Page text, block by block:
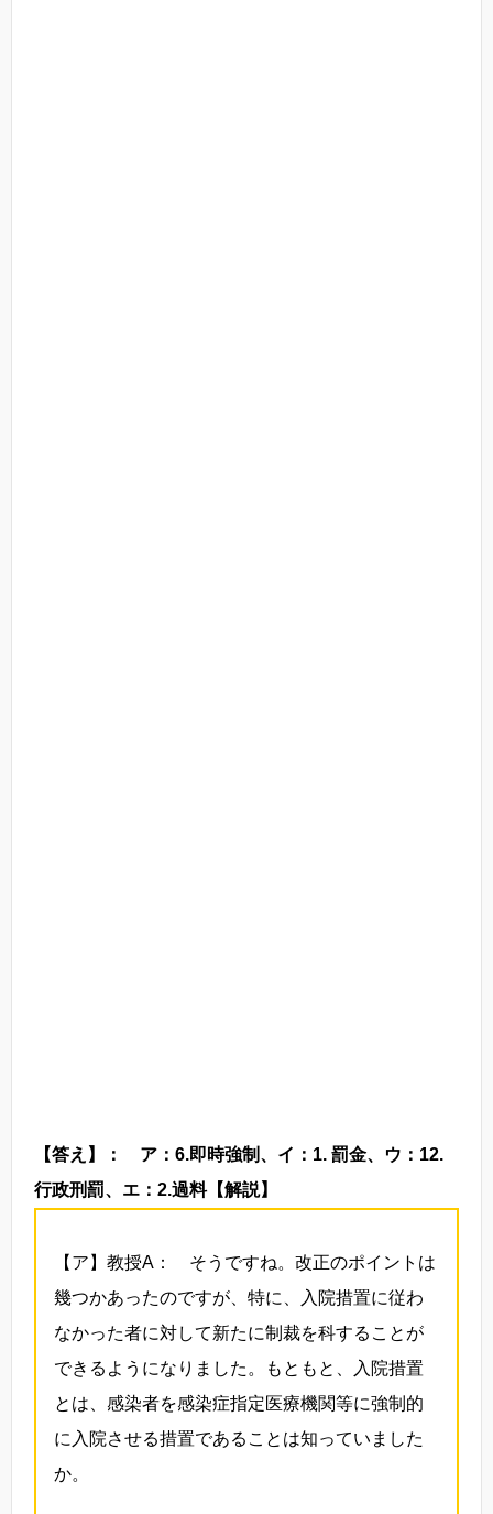
【答え】： ア：6.即時強制、イ：1. 罰金、ウ：12.
行政刑罰、エ：2.過料【解説】
【ア】教授A： そうですね。改正のポイントは
幾つかあったのですが、特に、入院措置に従わ
なかった者に対して新たに制裁を科することが
できるようになりました。もともと、入院措置
とは、感染者を感染症指定医療機関等に強制的
に入院させる措置であることは知っていました
か。